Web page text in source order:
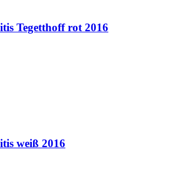
Tegetthoff rot 2016
weiß 2016